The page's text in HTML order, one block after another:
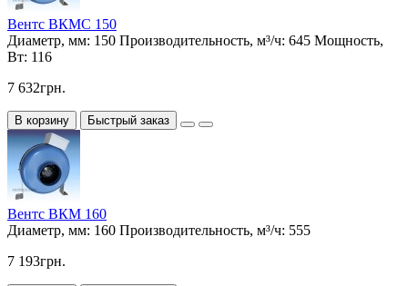
Вентс ВКМС 150
Диаметр, мм: 150 Производительность, м³/ч: 645 Мощность,
Вт: 116
7 632грн.
В корзину Быстрый заказ
Вентс ВКМ 160
Диаметр, мм: 160 Производительность, м³/ч: 555
7 193грн.